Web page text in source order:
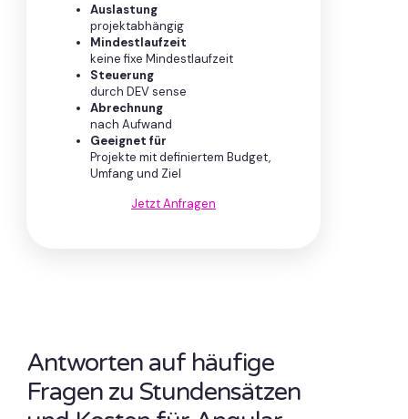
Auslastung
projektabhängig
Mindestlaufzeit
keine fixe Mindestlaufzeit
Steuerung
durch DEV sense
Abrechnung
nach Aufwand
Geeignet für
Projekte mit definiertem Budget,
Umfang und Ziel
Jetzt Anfragen
Antworten auf häufige
Fragen zu Stundensätzen